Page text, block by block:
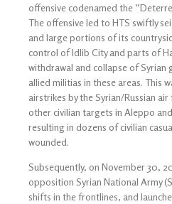
offensive codenamed the
The offensive led to HTS swiftly
and large portions of its
control of Idlib City and parts of
withdrawal and collapse of Syrian
allied militias in these areas. This
airstrikes by the Syrian/Russian
other civilian targets in Aleppo
resulting in dozens of civilian
wounded.
Subsequently, on November 30,
opposition Syrian National Army
shifts in the frontlines, and